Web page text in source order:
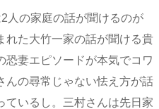
人の家庭の話が聞けるのが
れた大竹一家の話が聞ける貴
恐妻エピソードが本気でコワ
んの尋常じゃない怯え方が話
ているし。三村さんは先日家